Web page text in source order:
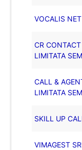
VOCALIS NET
CR
LIMITATA
CALL &
LIMITATA
SKILL UP
VIMAGEST